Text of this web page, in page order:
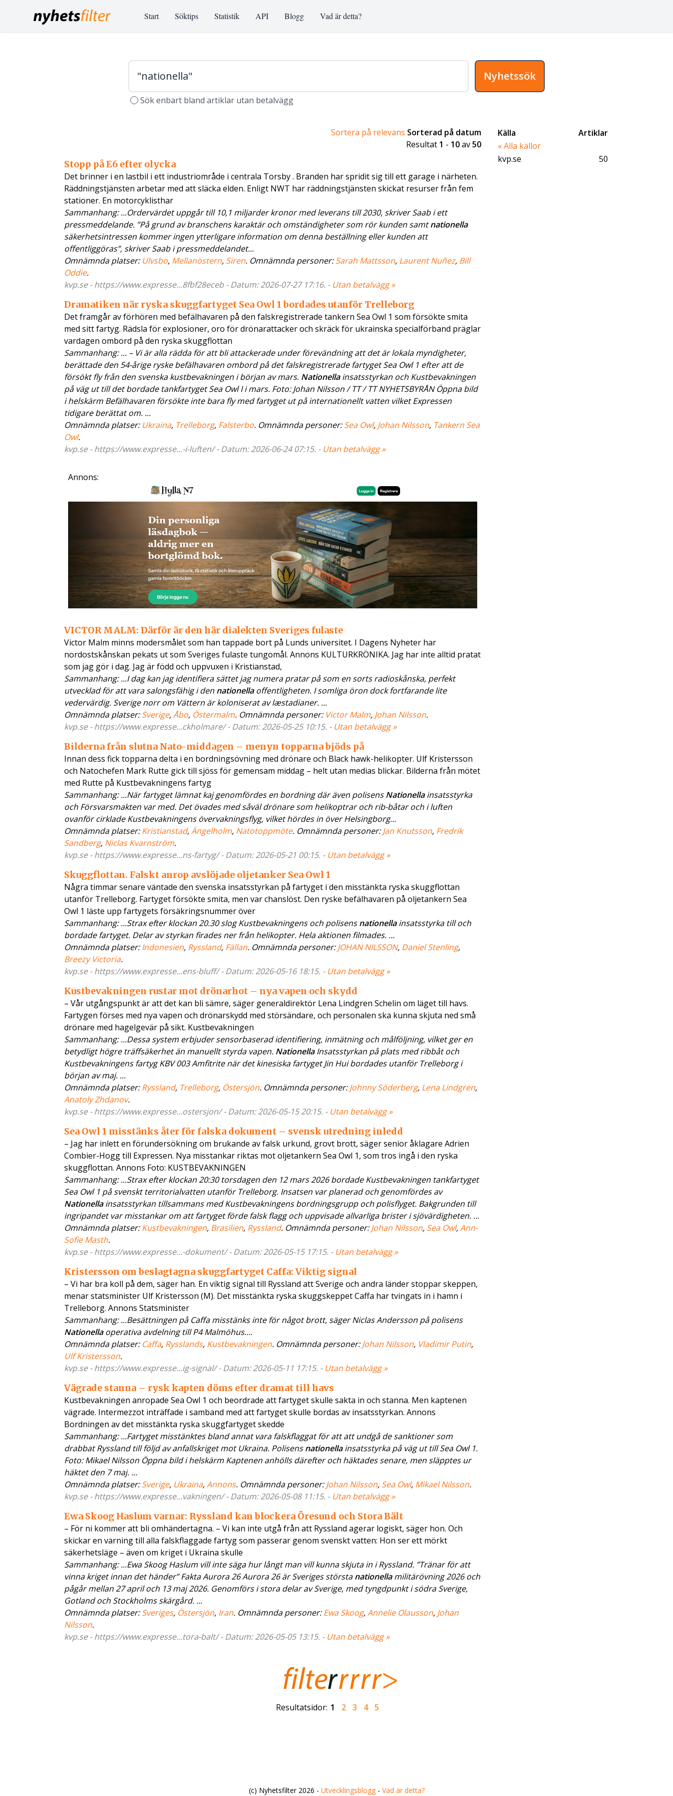
Start Söktips Statistik API Blogg Vad är detta?
Nyhetssök
Sök enbart bland artiklar utan betalvägg
Sortera på relevans Sorterad på datum
Resultat 1 - 10av50
Stopp på E6 efter olycka
Det brinner i en lastbil i ett industriområde i centrala Torsby . Branden har spridit sig till ett garage i närheten.
Räddningstjänsten arbetar med att släcka elden. Enligt NWT har räddningstjänsten skickat resurser från fem
stationer. En motorcyklisthar
Sammanhang: ...Ordervärdet uppgår till 10,1 miljarder kronor med leverans till 2030, skriver Saab i ett
pressmeddelande. ”På grund av branschens karaktär och omständigheter som rör kunden samtnationella
säkerhetsintressen kommer ingen ytterligare information om denna beställning eller kunden att
offentliggöras”, skriver Saab i pressmeddelandet...
Omnämnda platser: Ulvsbo, Mellanöstern, Siren. Omnämnda personer:Sarah Mattsson, Laurent Nuñez, Bill
Oddie.
kvp.se - https://www.expresse...8fbf28eceb - Datum: 2026-07-27 17:16. - Utan betalvägg »
Dramatiken när ryska skuggfartyget Sea Owl 1 bordades utanför Trelleborg
Det framgår av förhören med befälhavaren på den falskregistrerade tankern Sea Owl 1 som försökte smita
med sitt fartyg. Rädsla för explosioner, oro för drönarattacker och skräck för ukrainska specialförband präglar
vardagen ombord på den ryska skuggflottan
Sammanhang: ... – Vi är alla rädda för att bli attackerade under förevändning att det är lokala myndigheter,
berättade den 54-årige ryske befälhavaren ombord på det falskregistrerade fartyget Sea Owl 1 efter att de
försökt fly från den svenska kustbevakningen i början av mars. Nationellainsatsstyrkan och Kustbevakningen
på väg ut till det bordade tankfartyget Sea Owl I i mars. Foto: Johan Nilsson / TT / TT NYHETSBYRÅN Öppna bild
i helskärm Befälhavaren försökte inte bara fly med fartyget ut på internationellt vatten vilket Expressen
tidigare berättat om. ...
Omnämnda platser: Ukraina, Trelleborg, Falsterbo. Omnämnda personer:Sea Owl, Johan Nilsson, Tankern Sea
Owl.
kvp.se - https://www.expresse...-i-luften/ - Datum: 2026-06-24 07:15. - Utan betalvägg »
Annons:
VICTOR MALM: Därför är den här dialekten Sveriges fulaste
Victor Malm minns modersmålet som han tappade bort på Lunds universitet. I Dagens Nyheter har
nordostskånskan pekats ut som Sveriges fulaste tungomål. Annons KULTURKRÖNIKA. Jag har inte alltid pratat
som jag gör i dag. Jag är född och uppvuxen i Kristianstad,
Sammanhang: ...I dag kan jag identifiera sättet jag numera pratar på som en sorts radioskånska, perfekt
utvecklad för att vara salongsfähig i den nationellaoffentligheten. I somliga öron dock fortfarande lite
vedervärdig. Sverige norr om Vättern är koloniserat av læstadianer. ...
Omnämnda platser:Sverige,Åbo, Östermalm. Omnämnda personer: Victor Malm, Johan Nilsson.
kvp.se - https://www.expresse...ckholmare/ - Datum: 2026-05-25 10:15. - Utan betalvägg »
Bilderna från slutna Nato-middagen – menyn topparna bjöds på
Innan dess fick topparna delta i en bordningsövning med drönare och Black hawk-helikopter. Ulf Kristersson
och Natochefen Mark Rutte gick till sjöss för gemensam middag – helt utan medias blickar. Bilderna från mötet
med Rutte på Kustbevakningens fartyg
Sammanhang: ...När fartyget lämnat kaj genomfördes en bordning där även polisensNationellainsatsstyrka
och Försvarsmakten var med. Det övades med såväl drönare som helikoptrar och rib-båtar och i luften
ovanför cirklade Kustbevakningens övervakningsflyg, vilket hördes in över Helsingborg...
Omnämnda platser:Kristianstad,Ängelholm, Natotoppmöte. Omnämnda personer:Jan Knutsson, Fredrik
Sandberg, Niclas Kvarnström.
kvp.se - https://www.expresse...ns-fartyg/ - Datum: 2026-05-21 00:15. - Utan betalvägg »
Skuggflottan. Falskt anrop avslöjade oljetanker Sea Owl 1
Några timmar senare väntade den svenska insatsstyrkan på fartyget i den misstänkta ryska skuggflottan
utanför Trelleborg. Fartyget försökte smita, men var chanslöst. Den ryske befälhavaren på oljetankern Sea
Owl 1 läste upp fartygets försäkringsnummer över
Sammanhang: ...Strax efter klockan 20.30 slog Kustbevakningens och polisensnationellainsatsstyrka till och
bordade fartyget. Delar av styrkan firades ner från helikopter. Hela aktionen filmades. ...
Omnämnda platser:Indonesien, Ryssland, Fällan. Omnämnda personer:JOHAN NILSSON, Daniel Stenling,
Breezy Victoria.
kvp.se - https://www.expresse...ens-bluff/ - Datum: 2026-05-16 18:15. - Utan betalvägg »
Kustbevakningen rustar mot drönarhot – nya vapen och skydd
– Vår utgångspunkt är att det kan bli sämre, säger generaldirektör Lena Lindgren Schelin om läget till havs.
Fartygen förses med nya vapen och drönarskydd med störsändare, och personalen ska kunna skjuta ned små
drönare med hagelgevär på sikt. Kustbevakningen
Sammanhang: ...Dessa system erbjuder sensorbaserad identifiering, inmätning och målföljning, vilket ger en
betydligt högre träffsäkerhet än manuellt styrda vapen. NationellaInsatsstyrkan på plats med ribbåt och
Kustbevakningens fartyg KBV 003 Amfitrite när det kinesiska fartyget Jin Hui bordades utanför Trelleborg i
början av maj. ...
Omnämnda platser:Ryssland, Trelleborg, Östersjön. Omnämnda personer:Johnny Söderberg, Lena Lindgren,
Anatoly Zhdanov.
kvp.se - https://www.expresse...ostersjon/ - Datum: 2026-05-15 20:15. - Utan betalvägg »
Sea Owl 1 misstänks åter för falska dokument – svensk utredning inledd
– Jag har inlett en förundersökning om brukande av falsk urkund, grovt brott, säger senior åklagare Adrien
Combier-Hogg till Expressen. Nya misstankar riktas mot oljetankern Sea Owl 1, som tros ingå i den ryska
skuggflottan. Annons Foto: KUSTBEVAKNINGEN
Sammanhang: ...Strax efter klockan 20:30 torsdagen den 12 mars 2026 bordade Kustbevakningen tankfartyget
Sea Owl 1 på svenskt territorialvatten utanför Trelleborg. Insatsen var planerad och genomfördes av
Nationellainsatsstyrkan tillsammans med Kustbevakningens bordningsgrupp och polisflyget. Bakgrunden till
ingripandet var misstankar om att fartyget förde falsk flagg och uppvisade allvarliga brister i sjövärdigheten. ...
Omnämnda platser:Kustbevakningen, Brasilien, Ryssland. Omnämnda personer:Johan Nilsson, Sea Owl,Ann-
Sofie Masth.
kvp.se - https://www.expresse...-dokument/ - Datum: 2026-05-15 17:15. - Utan betalvägg »
Kristersson om beslagtagna skuggfartyget Caffa: Viktig signal
– Vi har bra koll på dem, säger han. En viktig signal till Ryssland att Sverige och andra länder stoppar skeppen,
menar statsminister Ulf Kristersson (M). Det misstänkta ryska skuggskeppet Caffa har tvingats in i hamn i
Trelleborg. Annons Statsminister
Sammanhang: ...Besättningen på Caffa misstänks inte för något brott, säger Niclas Andersson på polisens
Nationellaoperativa avdelning till P4 Malmöhus....
Omnämnda platser: Caffa, Rysslands, Kustbevakningen. Omnämnda personer:Johan Nilsson, Vladimir Putin,
Ulf Kristersson.
kvp.se - https://www.expresse...ig-signal/ - Datum: 2026-05-11 17:15. - Utan betalvägg »
Vägrade stanna – rysk kapten döms efter dramat till havs
Kustbevakningen anropade Sea Owl 1 och beordrade att fartyget skulle sakta in och stanna. Men kaptenen
vägrade. Intermezzot inträffade i samband med att fartyget skulle bordas av insatsstyrkan. Annons
Bordningen av det misstänkta ryska skuggfartyget skedde
Sammanhang: ...Fartyget misstänktes bland annat vara falskflaggat för att att undgå de sanktioner som
drabbat Ryssland till följd av anfallskriget mot Ukraina. Polisensnationellainsatsstyrka på väg ut till Sea Owl 1.
Foto: Mikael Nilsson Öppna bild i helskärm Kaptenen anhölls därefter och häktades senare, men släpptes ur
häktet den 7 maj. ...
Omnämnda platser:Sverige, Ukraina,Annons. Omnämnda personer:Johan Nilsson, Sea Owl, Mikael Nilsson.
kvp.se - https://www.expresse...vakningen/ - Datum: 2026-05-08 11:15. - Utan betalvägg »
Ewa Skoog Haslum varnar: Ryssland kan blockera Öresund och Stora Bält
– För ni kommer att bli omhändertagna. – Vi kan inte utgå från att Ryssland agerar logiskt, säger hon. Och
skickar en varning till alla falskflaggade fartyg som passerar genom svenskt vatten: Hon ser ett mörkt
säkerhetsläge – även om kriget i Ukraina skulle
Sammanhang: ...Ewa Skoog Haslum vill inte säga hur långt man vill kunna skjuta in i Ryssland. ”Tränar för att
vinna kriget innan det händer” Fakta Aurora 26 Aurora 26 är Sveriges störstanationellamilitärövning 2026 och
pågår mellan 27 april och 13 maj 2026. Genomförs i stora delar av Sverige, med tyngdpunkt i södra Sverige,
Gotland och Stockholms skärgård. ...
Omnämnda platser:Sveriges, Östersjön, Iran. Omnämnda personer:Ewa Skoog,Annelie Olausson, Johan
Nilsson.
kvp.se - https://www.expresse...tora-balt/ - Datum: 2026-05-05 13:15. - Utan betalvägg »
Källa
Artiklar
« Alla källor
kvp.se
50
Resultatsidor: 1 2 3 4 5
(c) Nyhetsfilter 2026 - Utvecklingsblogg- Vad är detta?